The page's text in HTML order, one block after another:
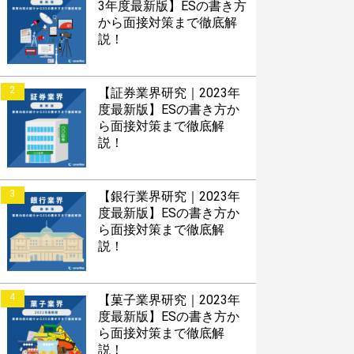
3年度最新版】ESの書き方
から面接対策まで徹底解
説！
2
【証券業界研究｜2023年
度最新版】ESの書き方か
ら面接対策まで徹底解
説！
3
【銀行業界研究｜2023年
度最新版】ESの書き方か
ら面接対策まで徹底解
説！
4
【菓子業界研究｜2023年
度最新版】ESの書き方か
ら面接対策まで徹底解
説！